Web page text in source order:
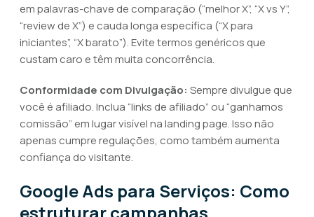
em palavras-chave de comparação (“melhor X”, “X vs Y”,
“review de X”) e cauda longa específica (“X para
iniciantes”, “X barato”). Evite termos genéricos que
custam caro e têm muita concorrência.
Conformidade com Divulgação: Sempre divulgue que
você é afiliado. Inclua “links de afiliado” ou “ganhamos
comissão” em lugar visível na landing page. Isso não
apenas cumpre regulações, como também aumenta
confiança do visitante.
Google Ads para Serviços: Como